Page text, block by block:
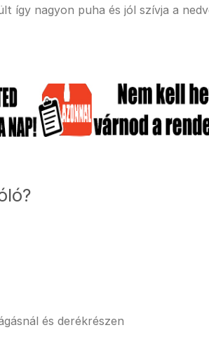
így nagyon puha és jól szívja a
és derékrészen